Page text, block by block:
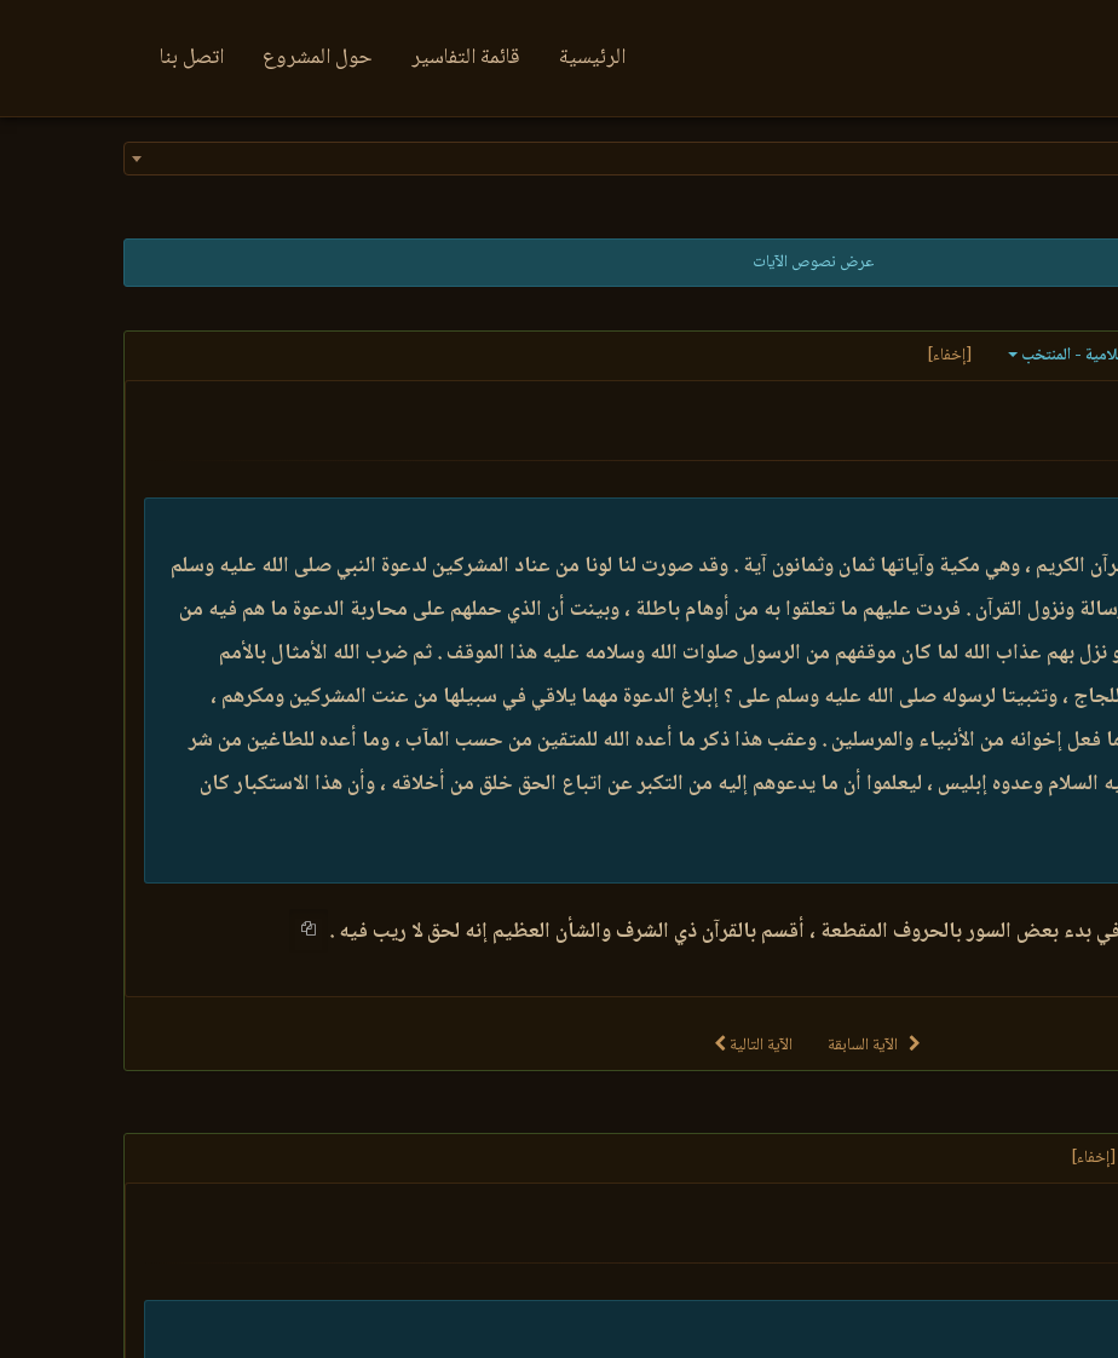
الرئيسية قائمة التفاسير حول المشروع اتصل بنا
عرض نصوص الآيات
- المنتخب [إخفاء]
الكريم ، وهي مكية وآياتها ثمان وثمانون آية . وقد صورت لنا لونا من عناد المشركين لدعوة النبي صلى الله عليه وسلم
ونزول القرآن . فردت عليهم ما تعلقوا به من أوهام باطلة ، وبينت أن الذي حملهم على محاربة الدعوة ما هم فيه من
نزل بهم عذاب الله لما كان موقفهم من الرسول صلوات الله وسلامه عليه هذا الموقف . ثم ضرب الله الأمثال بالأمم
، وتثبيتا لرسوله صلى الله عليه وسلم على ؟ إبلاغ الدعوة مهما يلاقي في سبيلها من عنت المشركين ومكرهم ،
فعل إخوانه من الأنبياء والمرسلين . وعقب هذا ذكر ما أعده الله للمتقين من حسب المآب ، وما أعده للطاغين من شر
السلام وعدوه إبليس ، ليعلموا أن ما يدعوهم إليه من التكبر عن اتباع الحق خلق من أخلاقه ، وأن هذا الاستكبار كان
بدء بعض السور بالحروف المقطعة ، أقسم بالقرآن ذي الشرف والشأن العظيم إنه لحق لا ريب فيه .
الآية السابقة الآية التالية
[إخفاء]